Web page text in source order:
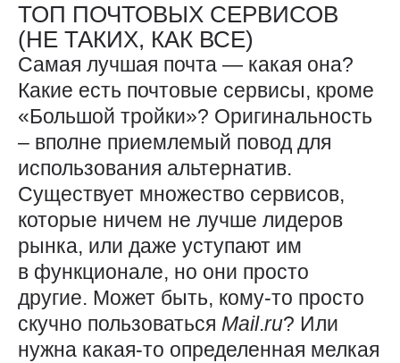
ТОП ПОЧТОВЫХ СЕРВИСОВ
(НЕ ТАКИХ, КАК ВСЕ)
Самая лучшая почта — какая она?
Какие есть почтовые сервисы, кроме
«Большой тройки»? Оригинальность
– вполне приемлемый повод для
использования альтернатив.
Существует множество сервисов,
которые ничем не лучше лидеров
рынка, или даже уступают им
в функционале, но они просто
другие. Может быть, кому-то просто
скучно пользоваться Mail.ru? Или
нужна какая-то определенная мелкая